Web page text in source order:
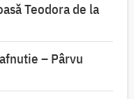
Teodora de la
– Pârvu